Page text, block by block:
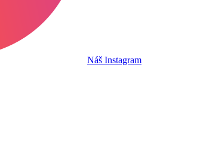
Náš Instagram